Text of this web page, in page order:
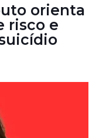
orienta
risco e